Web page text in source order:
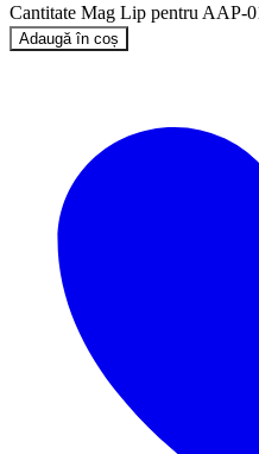
Cantitate Mag Lip pentru AAP-
Adaugă în coș